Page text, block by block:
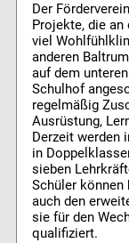
Der
Projekte, die
viel
anderen
auf dem
Schulhof
regelmäßig
Ausrüstung,
Derzeit werden
in
sieben
Schüler können
auch den
sie für den
qualifiziert.